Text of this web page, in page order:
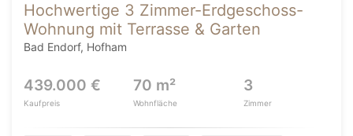
Hochwertige 3 Zimmer-Erdgeschoss-
Wohnung mit Terrasse & Garten
Bad Endorf, Hofham
439.000 €
Kaufpreis
70 m²
Wohnfläche
3
Zimmer